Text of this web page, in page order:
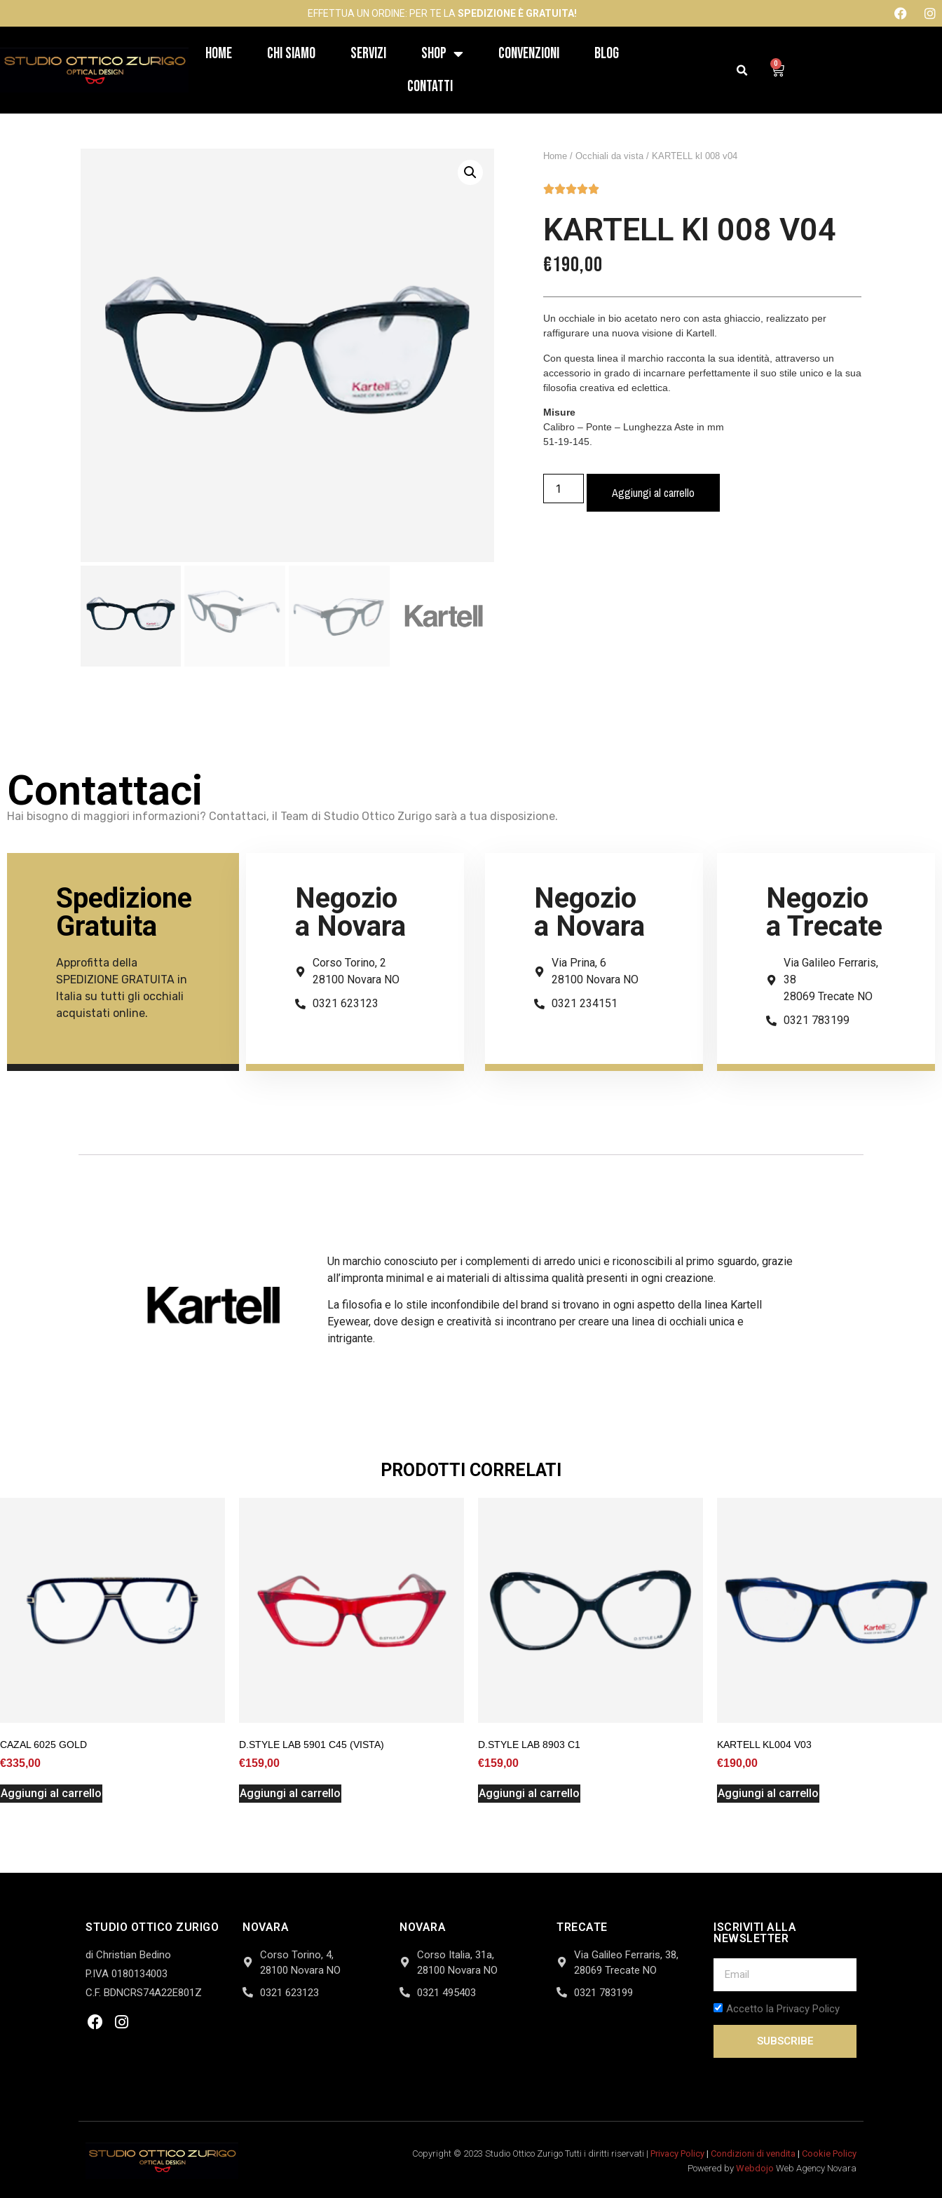
EFFETTUA UN ORDINE: PER TE LASPEDIZIONE È GRATUITA!
Home Chi Siamo Servizi Shop Convenzioni
Blog
Contatti
0
Home/ Occhiali da vista/ KARTELL kl 008 v04

KARTELL Kl 008 V04
€190,00
Un occhiale in bio acetato nero con asta ghiaccio, realizzato per
raffigurare una nuova visione di Kartell.
Con questa linea il marchio racconta la sua identità, attraverso un
accessorio in grado di incarnare perfettamente il suo stile unico e la sua
filosofia creativa ed eclettica.
Misure
Calibro – Ponte – Lunghezza Aste in mm
51-19-145.
Aggiungi al carrello
Contattaci
Hai bisogno di maggiori informazioni? Contattaci, il Team di Studio Ottico Zurigo sarà a tua disposizione.
Spedizione
Gratuita
Approfitta della
SPEDIZIONE GRATUITA in
Italia su tutti gli occhiali
acquistati online.
Negozio
a Novara
Corso Torino, 2
28100 Novara NO
0321 623123
Negozio
a Novara
Via Prina, 6
28100 Novara NO
0321 234151
Negozio
a Trecate
Via Galileo Ferraris,
38
28069 Trecate NO
0321 783199
Un marchio conosciuto per i complementi di arredo unici e riconoscibili al primo sguardo, grazie
all’impronta minimal e ai materiali di altissima qualità presenti in ogni creazione.
La filosofia e lo stile inconfondibile del brand si trovano in ogni aspetto della linea Kartell
Eyewear, dove design e creatività si incontrano per creare una linea di occhiali unica e
intrigante.
PRODOTTI CORRELATI
CAZAL 6025 GOLD
€335,00
Aggiungi al carrello
D.STYLE LAB 5901 C45 (VISTA)
€159,00
Aggiungi al carrello
D.STYLE LAB 8903 C1
€159,00
Aggiungi al carrello
KARTELL KL004 V03
€190,00
Aggiungi al carrello
STUDIO OTTICO ZURIGO
di Christian Bedino
P.IVA 0180134003
C.F. BDNCRS74A22E801Z
NOVARA
Corso Torino, 4,
28100 Novara NO
0321 623123
NOVARA
Corso Italia, 31a,
28100 Novara NO
0321 495403
TRECATE
Via Galileo Ferraris, 38,
28069 Trecate NO
0321 783199
ISCRIVITI ALLA
NEWSLETTER
Accetto la Privacy Policy
SUBSCRIBE
Copyright © 2023 Studio Ottico Zurigo Tutti i diritti riservati | Privacy Policy| Condizioni di vendita | Cookie Policy
Powered by Webdojo Web Agency Novara